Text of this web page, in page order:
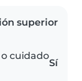
superior
cuidado
Sí